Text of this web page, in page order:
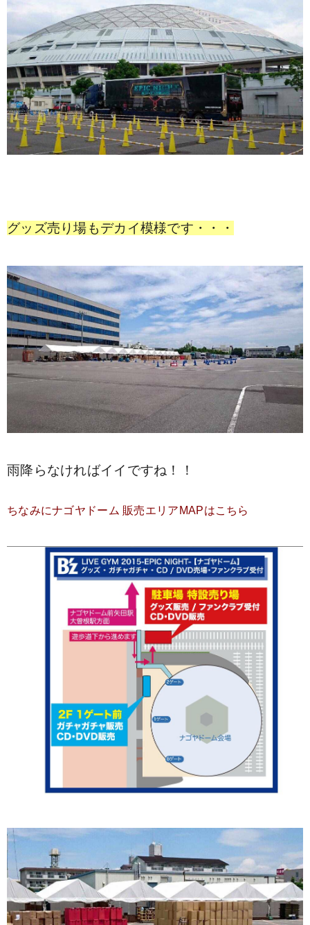
グッズ売り場もデカイ模様です・・・
雨降らなければイイですね！！
ちなみにナゴヤドーム 販売エリアMAPはこちら